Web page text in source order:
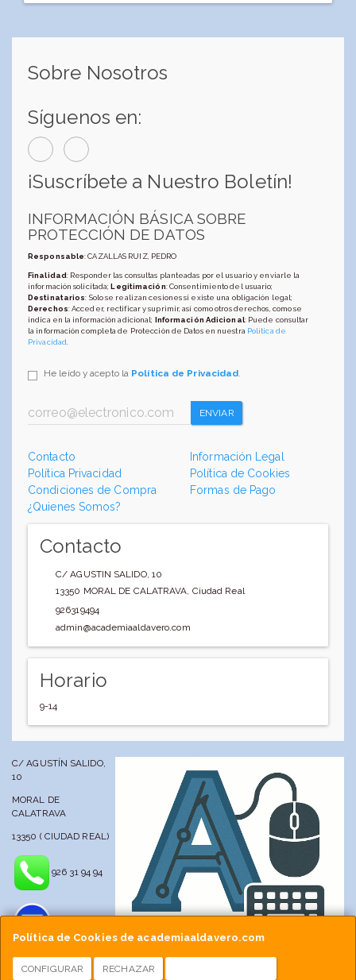
Política de Cookies de academiaaldavero.com
CONFIGURAR RECHAZAR
Sobre Nosotros
Síguenos en:
¡Suscríbete a Nuestro Boletín!
INFORMACIÓN BÁSICA SOBRE
PROTECCIÓN DE DATOS
Responsable: CAZALLAS RUIZ, PEDRO
Finalidad: Responder las consultas planteadas por el usuario y enviarle la
información solicitada;Legitimación: Consentimiento del usuario;
Destinatarios: Solo se realizan cesiones si existe una obligación legal;
Derechos: Acceder, rectificar y suprimir, así como otros derechos, como se
indica en la información adicional; Información Adicional: Puede consultar
la información completa de Protección de Datos en nuestra Política de
Privacidad
He leído y acepto la Política de Privacidad.
ENVIAR
Contacto
Información Legal
Política Privacidad
Política de Cookies
Condiciones de Compra
Formas de Pago
¿Quienes Somos?
Contacto
C/ AGUSTIN SALIDO, 10
13350 MORAL DE CALATRAVA, Ciudad Real
926319494
admin@academiaaldavero.com
Horario
9-14
C/ AGUSTÍN SALIDO,
10
MORAL DE
CALATRAVA
13350 ( CIUDAD REAL)
926 31 94 94